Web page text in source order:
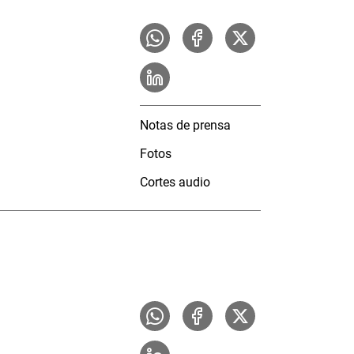
Notas de prensa
Fotos
Cortes audio